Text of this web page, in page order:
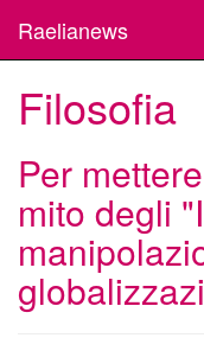
Raelianews
Filosofia
Per
mito degli